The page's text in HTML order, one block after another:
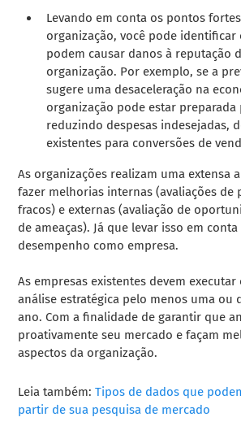
Levando em conta os pontos
organização, você pode identificar
podem causar danos à reputação
organização. Por exemplo, se a
sugere uma desaceleração na
organização pode estar preparada
reduzindo despesas indesejadas,
existentes para conversões de
As organizações realizam uma extensa
fazer melhorias internas (avaliações de
fracos) e externas (avaliação de
de ameaças). Já que levar isso em
desempenho como empresa.
As empresas existentes devem
análise estratégica pelo menos uma ou
ano. Com a finalidade de garantir que
proativamente seu mercado e façam
aspectos da organização.
Leia também:Tipos de dados que
partir de sua pesquisa de mercado